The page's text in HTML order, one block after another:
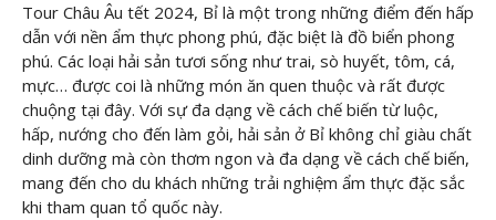
Tour Châu Âu tết 2024, Bỉ là một trong những điểm đến hấp
dẫn với nền ẩm thực phong phú, đặc biệt là đồ biển phong
phú. Các loại hải sản tươi sống như trai, sò huyết, tôm, cá,
mực… được coi là những món ăn quen thuộc và rất được
chuộng tại đây. Với sự đa dạng về cách chế biến từ luộc,
hấp, nướng cho đến làm gỏi, hải sản ở Bỉ không chỉ giàu chất
dinh dưỡng mà còn thơm ngon và đa dạng về cách chế biến,
mang đến cho du khách những trải nghiệm ẩm thực đặc sắc
khi tham quan tổ quốc này.